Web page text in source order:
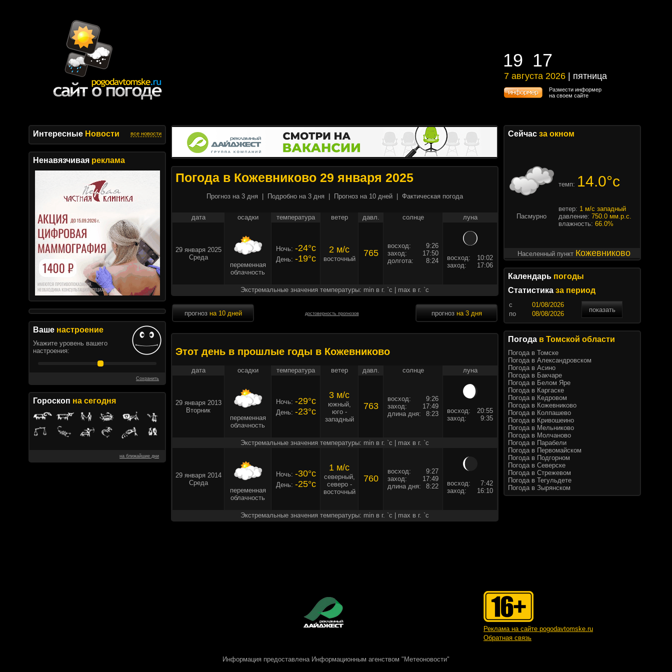
19 17
19 17
7 августа 2026 | пятница
7 августа 2026 | пятница
Размести информер
на своем сайте
Интересные Новости все новости
Ненавязчивая реклама
Ваше настроение
Укажите уровень вашего
настроения:
Сохранить
Гороскоп на сегодня
на ближайшие дни
Погода в Кожевниково 29 января 2025
Прогноз на 3 дня Подробно на 3 дня Прогноз на 10 дней Фактическая погода
дата осадки температура ветер давл. солнце луна
29 января 2025
Среда
переменная
облачность
Ночь: -24°c
День: -19°c
2 м/c
восточный
765
восход:
9:26
заход:
17:50
долгота:
8:24 восход:
10:02
заход:
17:06
Экстремальные значения температуры: min в г. `c | max в г. `c
прогноз на 10 дней достоверность прогнозов прогноз на 3 дня
Этот день в прошлые годы в Кожевниково
дата осадки температура ветер давл. солнце луна
29 января 2013
Вторник
переменная
облачность
Ночь: -29°c
День: -23°c
3 м/c
южный,
юго -
западный
763
восход:
9:26
заход:
17:49
длина дня:
8:23 восход:
20:55
заход:
9:35
Экстремальные значения температуры: min в г. `c | max в г. `c
29 января 2014
Среда
переменная
облачность
Ночь: -30°c
День: -25°c
1 м/c
северный,
северо -
восточный
760
восход:
9:27
заход:
17:49
длина дня:
8:22 восход:
7:42
заход:
16:10
Экстремальные значения температуры: min в г. `c | max в г. `c
Сейчас за окном
темп: 14.0°c
Пасмурно
ветер: 1 м/с западный
давление: 750.0 мм.р.с.
влажность: 66.0%
Населенный пункт Кожевниково
Календарь погоды
Статистика за период
c
показать
по
Погода в Томской области
Погода в Томске
Погода в Александровском
Погода в Асино
Погода в Бакчаре
Погода в Белом Яре
Погода в Каргаске
Погода в Кедровом
Погода в Кожевниково
Погода в Колпашево
Погода в Кривошеино
Погода в Мельниково
Погода в Молчаново
Погода в Парабели
Погода в Первомайском
Погода в Подгорном
Погода в Северске
Погода в Стрежевом
Погода в Тегульдете
Погода в Зырянском
Реклама на сайте pogodavtomske.ru
Обратная связь
Информация предоставлена Информационным агенством "Метеоновости"